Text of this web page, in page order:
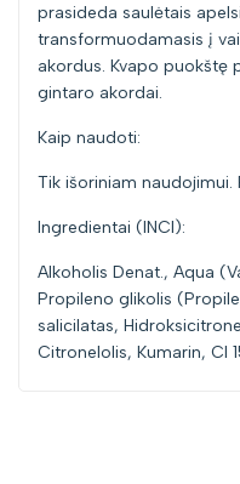
prasideda saulėtais
transformuodamasis į
akordus. Kvapo puokštę
gintaro akordai.
Kaip naudoti:
Tik išoriniam naudojimui.
Ingredientai (INCI):
Alkoholis Denat., Aqua
Propileno glikolis
salicilatas,
Citronelolis, Kumarin, CI